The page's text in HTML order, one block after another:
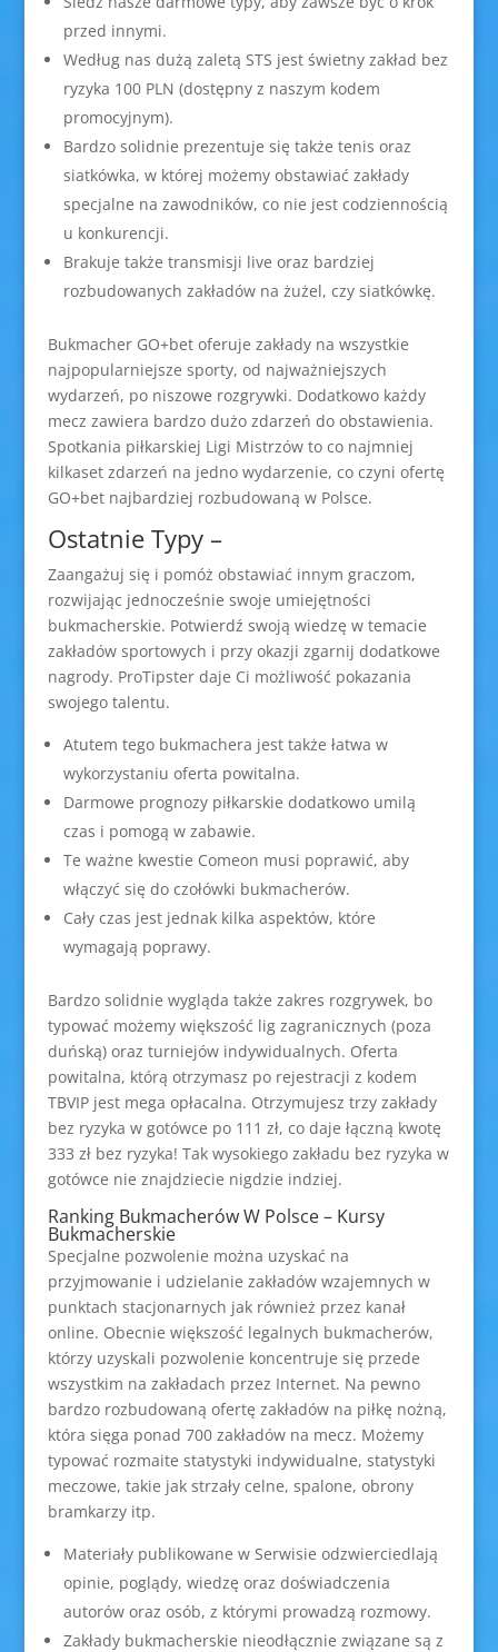
przed innymi.
Według nas dużą zaletą STS jest świetny zakład bez
ryzyka 100 PLN (dostępny z naszym kodem
promocyjnym).
Bardzo solidnie prezentuje się także tenis oraz
siatkówka, w której możemy obstawiać zakłady
specjalne na zawodników, co nie jest codziennością
u konkurencji.
Brakuje także transmisji live oraz bardziej
rozbudowanych zakładów na żużel, czy siatkówkę.
Bukmacher GO+bet oferuje zakłady na wszystkie
najpopularniejsze sporty, od najważniejszych
wydarzeń, po niszowe rozgrywki. Dodatkowo każdy
mecz zawiera bardzo dużo zdarzeń do obstawienia.
Spotkania piłkarskiej Ligi Mistrzów to co najmniej
kilkaset zdarzeń na jedno wydarzenie, co czyni ofertę
GO+bet najbardziej rozbudowaną w Polsce.
Ostatnie Typy –
Zaangażuj się i pomóż obstawiać innym graczom,
rozwijając jednocześnie swoje umiejętności
bukmacherskie. Potwierdź swoją wiedzę w temacie
zakładów sportowych i przy okazji zgarnij dodatkowe
nagrody. ProTipster daje Ci możliwość pokazania
swojego talentu.
Atutem tego bukmachera jest także łatwa w
wykorzystaniu oferta powitalna.
Darmowe prognozy piłkarskie dodatkowo umilą
czas i pomogą w zabawie.
Te ważne kwestie Comeon musi poprawić, aby
włączyć się do czołówki bukmacherów.
Cały czas jest jednak kilka aspektów, które
wymagają poprawy.
Bardzo solidnie wygląda także zakres rozgrywek, bo
typować możemy większość lig zagranicznych (poza
duńską) oraz turniejów indywidualnych. Oferta
powitalna, którą otrzymasz po rejestracji z kodem
TBVIP jest mega opłacalna. Otrzymujesz trzy zakłady
bez ryzyka w gotówce po 111 zł, co daje łączną kwotę
333 zł bez ryzyka! Tak wysokiego zakładu bez ryzyka w
gotówce nie znajdziecie nigdzie indziej.
Ranking Bukmacherów W Polsce – Kursy
Bukmacherskie
Specjalne pozwolenie można uzyskać na
przyjmowanie i udzielanie zakładów wzajemnych w
punktach stacjonarnych jak również przez kanał
online. Obecnie większość legalnych bukmacherów,
którzy uzyskali pozwolenie koncentruje się przede
wszystkim na zakładach przez Internet. Na pewno
bardzo rozbudowaną ofertę zakładów na piłkę nożną,
która sięga ponad 700 zakładów na mecz. Możemy
typować rozmaite statystyki indywidualne, statystyki
meczowe, takie jak strzały celne, spalone, obrony
bramkarzy itp.
Materiały publikowane w Serwisie odzwierciedlają
opinie, poglądy, wiedzę oraz doświadczenia
autorów oraz osób, z którymi prowadzą rozmowy.
Zakłady bukmacherskie nieodłącznie związane są z